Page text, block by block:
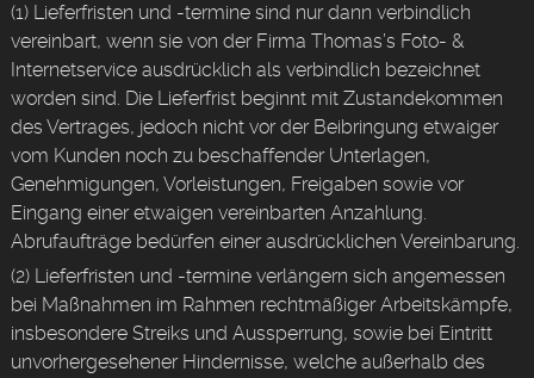
(1) Lieferfristen und -termine sind nur dann verbindlich
vereinbart, wenn sie von der Firma Thomas’s Foto- &
Internetservice ausdrücklich als verbindlich bezeichnet
worden sind. Die Lieferfrist beginnt mit Zustandekommen
des Vertrages, jedoch nicht vor der Beibringung etwaiger
vom Kunden noch zu beschaffender Unterlagen,
Genehmigungen, Vorleistungen, Freigaben sowie vor
Eingang einer etwaigen vereinbarten Anzahlung.
Abrufaufträge bedürfen einer ausdrücklichen Vereinbarung.
(2) Lieferfristen und -termine verlängern sich angemessen
bei Maßnahmen im Rahmen rechtmäßiger Arbeitskämpfe,
insbesondere Streiks und Aussperrung, sowie bei Eintritt
unvorhergesehener Hindernisse, welche außerhalb des